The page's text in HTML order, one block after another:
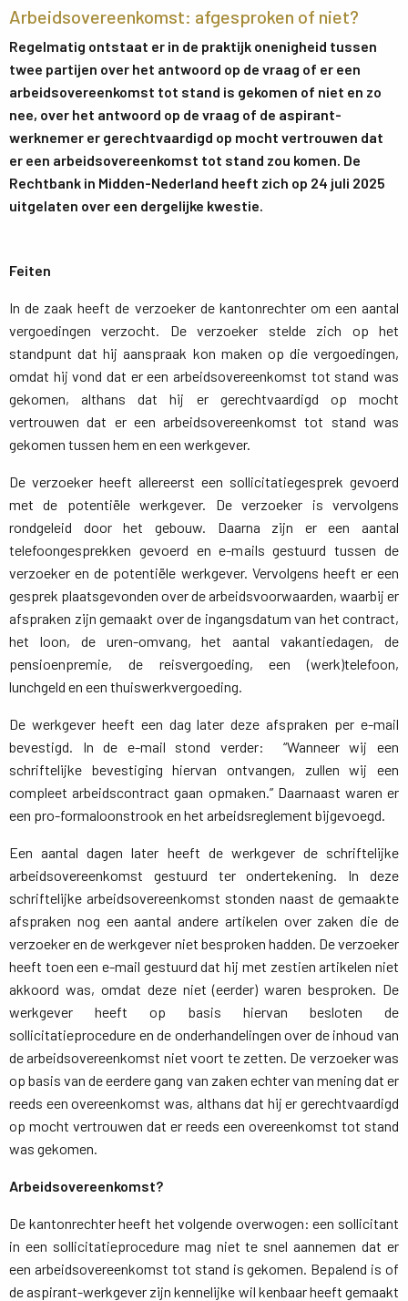
Arbeidsovereenkomst: afgesproken of niet?
Regelmatig ontstaat er in de praktijk onenigheid tussen
twee partijen over het antwoord op de vraag of er een
arbeidsovereenkomst tot stand is gekomen of niet en zo
nee, over het antwoord op de vraag of de aspirant-
werknemer er gerechtvaardigd op mocht vertrouwen dat
er een arbeidsovereenkomst tot stand zou komen. De
Rechtbank in Midden-Nederland heeft zich op 24 juli 2025
uitgelaten over een dergelijke kwestie.
Feiten
In de zaak heeft de verzoeker de kantonrechter om een aantal
vergoedingen verzocht. De verzoeker stelde zich op het
standpunt dat hij aanspraak kon maken op die vergoedingen,
omdat hij vond dat er een arbeidsovereenkomst tot stand was
gekomen, althans dat hij er gerechtvaardigd op mocht
vertrouwen dat er een arbeidsovereenkomst tot stand was
gekomen tussen hem en een werkgever.
De verzoeker heeft allereerst een sollicitatiegesprek gevoerd
met de potentiële werkgever. De verzoeker is vervolgens
rondgeleid door het gebouw. Daarna zijn er een aantal
telefoongesprekken gevoerd en e-mails gestuurd tussen de
verzoeker en de potentiële werkgever. Vervolgens heeft er een
gesprek plaatsgevonden over de arbeidsvoorwaarden, waarbij er
afspraken zijn gemaakt over de ingangsdatum van het contract,
het loon, de uren-omvang, het aantal vakantiedagen, de
pensioenpremie, de reisvergoeding, een (werk)telefoon,
lunchgeld en een thuiswerkvergoeding.
De werkgever heeft een dag later deze afspraken per e-mail
bevestigd. In de e-mail stond verder: “Wanneer wij een
schriftelijke bevestiging hiervan ontvangen, zullen wij een
compleet arbeidscontract gaan opmaken.” Daarnaast waren er
een pro-formaloonstrook en het arbeidsreglement bijgevoegd.
Een aantal dagen later heeft de werkgever de schriftelijke
arbeidsovereenkomst gestuurd ter ondertekening. In deze
schriftelijke arbeidsovereenkomst stonden naast de gemaakte
afspraken nog een aantal andere artikelen over zaken die de
verzoeker en de werkgever niet besproken hadden. De verzoeker
heeft toen een e-mail gestuurd dat hij met zestien artikelen niet
akkoord was, omdat deze niet (eerder) waren besproken. De
werkgever heeft op basis hiervan besloten de
sollicitatieprocedure en de onderhandelingen over de inhoud van
de arbeidsovereenkomst niet voort te zetten. De verzoeker was
op basis van de eerdere gang van zaken echter van mening dat er
reeds een overeenkomst was, althans dat hij er gerechtvaardigd
op mocht vertrouwen dat er reeds een overeenkomst tot stand
was gekomen.
Arbeidsovereenkomst?
De kantonrechter heeft het volgende overwogen: een sollicitant
in een sollicitatieprocedure mag niet te snel aannemen dat er
een arbeidsovereenkomst tot stand is gekomen. Bepalend is of
de aspirant-werkgever zijn kennelijke wil kenbaar heeft gemaakt